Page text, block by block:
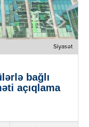
Siyasət
bağlı
açıqlama